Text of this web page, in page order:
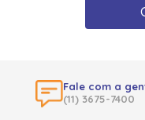
Fale com a
(11) 3675-7400